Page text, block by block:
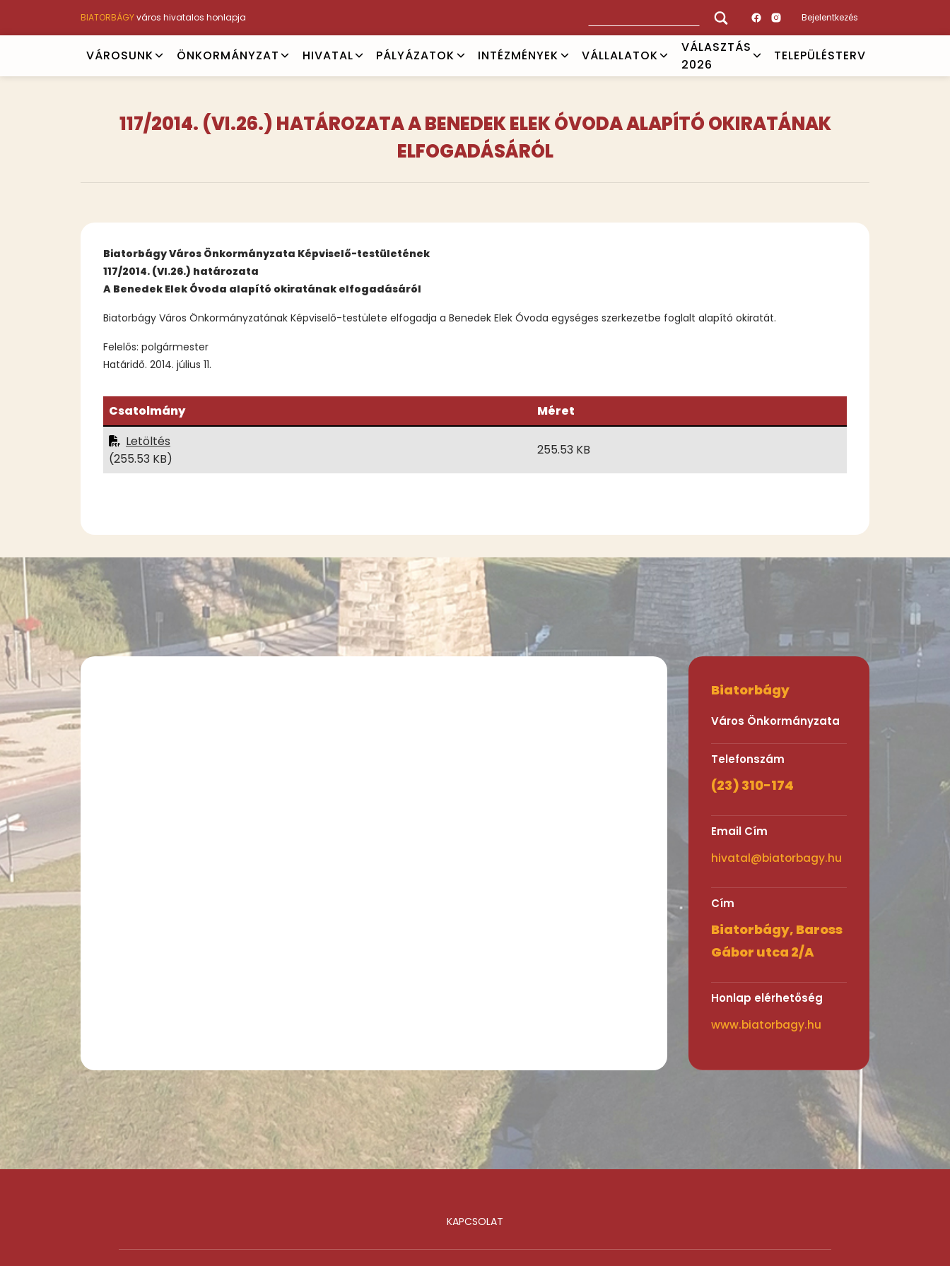
BIATORBÁGYváros hivatalos honlapja Bejelentkezés
Main
navigation
VÁROSUNK ÖNKORMÁNYZAT HIVATAL PÁLYÁZATOK INTÉZMÉNYEK VÁLLALATOK
VÁLASZTÁS
2026
TELEPÜLÉSTERV
117/2014. (VI.26.) HATÁROZATA A BENEDEK ELEK ÓVODA ALAPÍTÓ OKIRATÁNAK
ELFOGADÁSÁRÓL
Biatorbágy Város Önkormányzata Képviselő-testületének
117/2014. (VI.26.) határozata
A Benedek Elek Óvoda alapító okiratának elfogadásáról
Biatorbágy Város Önkormányzatának Képviselő-testülete elfogadja a Benedek Elek Óvoda egységes szerkezetbe foglalt alapító okiratát.
Felelős: polgármester
Határidő. 2014. július 11.
Csatolmány
Méret
Letöltés
(255.53 KB)
255.53 KB
Biatorbágy
Város Önkormányzata
Telefonszám
(23) 310-174
Email Cím
hivatal@biatorbagy.hu
Cím
Biatorbágy, Baross
Gábor utca 2/A
Honlap elérhetőség
www.biatorbagy.hu
KAPCSOLAT